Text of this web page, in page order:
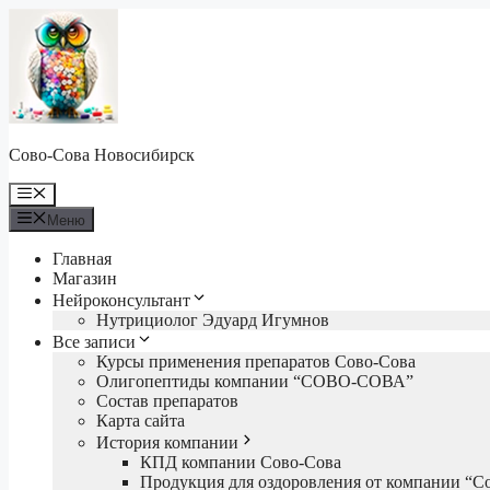
Перейти
содержимому
Сово-Сова Новосибирск
Меню
Меню
Главная
Магазин
Нейроконсультант
Нутрициолог Эдуард Игумнов
Все записи
Курсы применения препаратов Сово-Сова
Олигопептиды компании “СОВО-СОВА”
Состав препаратов
Карта сайта
История компании
КПД компании Сово-Сова
Продукция для оздоровления от компании